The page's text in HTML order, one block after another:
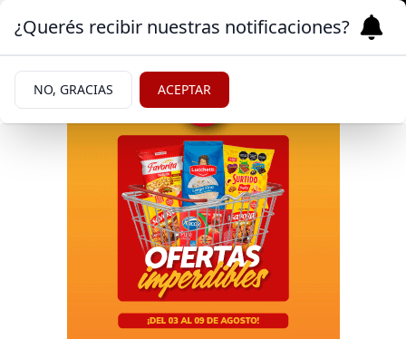
¿Querés recibir nuestras notificaciones?
NO, GRACIAS ACEPTAR